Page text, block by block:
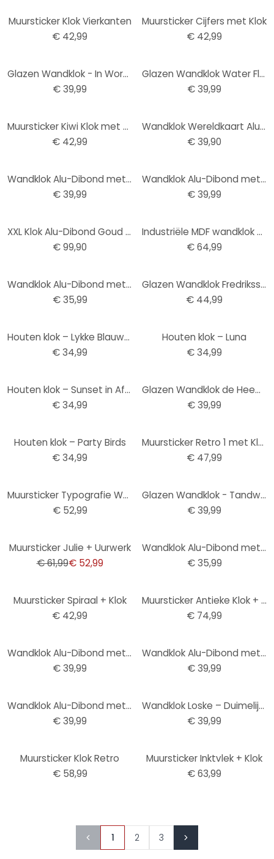
Muursticker Klok Vierkanten
€ 42,99
Muursticker Cijfers met Klok
€ 42,99
Glazen Wandklok - In Words
€ 39,99
Glazen Wandklok Water Flow
€ 39,99
Muursticker Kiwi Klok met Uurwerk
€ 42,99
Wandklok Wereldkaart Alu-Dibond Goud effect Ø 28 cm
€ 39,90
Wandklok Alu-Dibond met Zilvereffect Thailand Boeddha
€ 39,99
Wandklok Alu-Dibond met Goudeffect Koffieuiltje
€ 39,99
XXL Klok Alu-Dibond Goud Ø 70 cm
€ 99,90
Industriële MDF wandklok met Afmeting grijze cijfers Ø50cm
€ 64,99
Wandklok Alu-Dibond met Goudeffect Rond met Dots
€ 35,99
Glazen Wandklok Fredriksson - Hexagons
€ 44,99
Houten klok – Lykke Blauw-Grijs
€ 34,99
Houten klok – Luna
€ 34,99
Houten klok – Sunset in Africa
€ 34,99
Glazen Wandklok de Heem - Stilleven met Bloemen in Vaas
€ 39,99
Houten klok – Party Birds
€ 34,99
Muursticker Retro 1 met Klok
€ 47,99
Muursticker Typografie Woorden met Klok
€ 52,99
Glazen Wandklok - Tandwiel
€ 39,99
Muursticker Julie + Uurwerk
€ 61,99€ 52,99
Wandklok Alu-Dibond met Zilvereffect Punten
€ 35,99
Muursticker Spiraal + Klok
€ 42,99
Muursticker Antieke Klok + Uurwerk
€ 74,99
Wandklok Alu-Dibond met Zilvereffect Wereldkaart Negatief
€ 39,99
Wandklok Alu-Dibond met Zilvereffect Flamingo 04
€ 39,99
Wandklok Alu-Dibond met Kopereffect Modern
€ 39,99
Wandklok Loske – Duimelijntje 01
€ 39,99
Muursticker Klok Retro
€ 58,99
Muursticker Inktvlek + Klok
€ 63,99
1 2 3